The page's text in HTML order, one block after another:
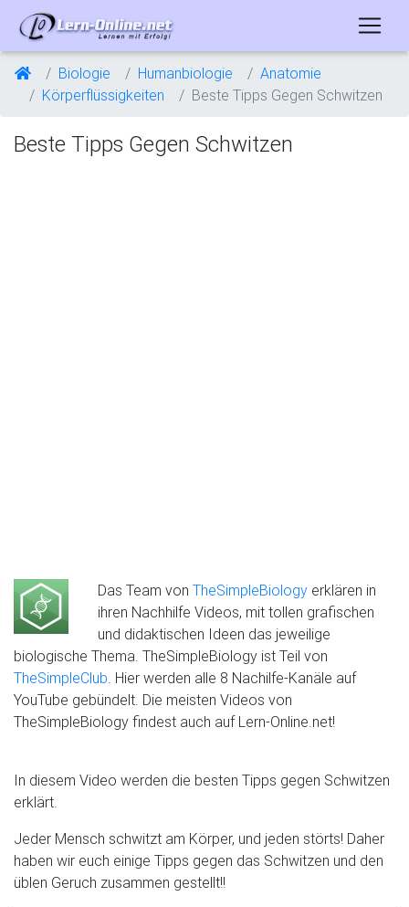
Biologie Humanbiologie
Anatomie
Körperflüssigkeiten
Beste Tipps Gegen Schwitzen
Beste Tipps Gegen Schwitzen
Das Team von TheSimpleBiology erklären in
ihren Nachhilfe Videos, mit tollen grafischen
und didaktischen Ideen das jeweilige
biologische Thema. TheSimpleBiology ist Teil von
TheSimpleClub. Hier werden alle 8 Nachilfe-Kanäle auf
YouTube gebündelt. Die meisten Videos von
TheSimpleBiology findest auch auf Lern-Online.net!
In diesem Video werden die besten Tipps gegen Schwitzen
erklärt.
Jeder Mensch schwitzt am Körper, und jeden störts! Daher
haben wir euch einige Tipps gegen das Schwitzen und den
üblen Geruch zusammen gestellt!!